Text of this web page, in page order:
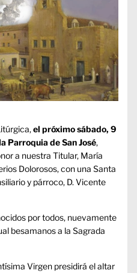
el próximo sábado, 9
Parroquia de San José,
a nuestra Titular, María
Dolorosos, con una Santa
y párroco, D. Vicente
por todos, nuevamente
besamanos a la Sagrada
Virgen presidirá el altar